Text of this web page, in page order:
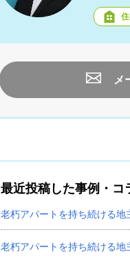
メ
最近投稿した事例・コ
老朽アパートを持ち続ける地
老朽アパートを持ち続ける地